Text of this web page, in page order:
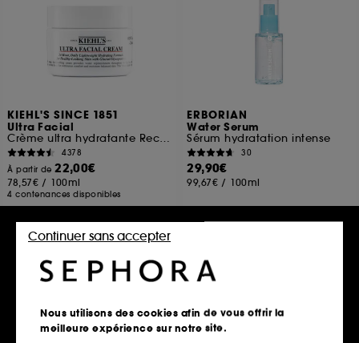
KIEHL'S SINCE 1851
Ultra Facial
Crème ultra hydratante Rechargeable à la texture légère
4378
À partir de22,00€
78,57€ / 100ml
4 contenances disponibles
Ajouter au panier
ERBORIAN
Water Serum
Sérum hydratation intense
30
29,90€
99,67€ / 100ml
Nous utilisons des cookies afin de vous offrir la
meilleure expérience sur notre site.
Continuer sans accepter